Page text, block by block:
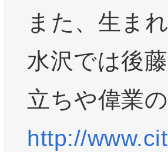
また、生ま
水沢では後
立ちや偉業
http://